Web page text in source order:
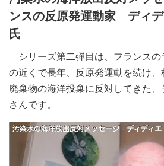
ンスの反原発運動家 ディ
氏
シリーズ第二弾目は、フランスの
の近くで長年、反原発運動を続け
廃棄物の海洋投棄に反対してきた、
さんです。